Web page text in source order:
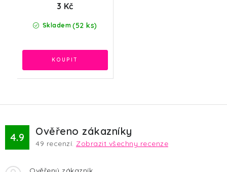
Skladem (52 ks)
3 Kč
4.9 Ověřeno zákazníky
49 recenzí. Zobrazit všechny recenze